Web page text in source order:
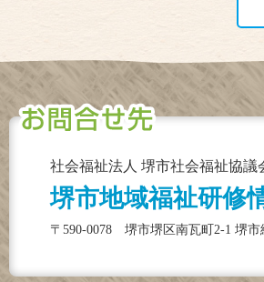
社会福祉法人 堺市社会福祉協議
堺市地域福祉研修
〒590-0078 堺市堺区南瓦町2-1 堺市